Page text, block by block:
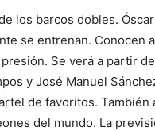
los barcos dobles.
se entrenan. Conocen
Se verá a partir
y José Manuel
de favoritos. También
del mundo. La